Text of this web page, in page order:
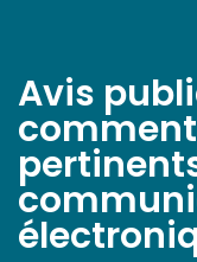
Avis